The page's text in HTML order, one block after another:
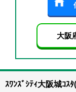
大阪
ｽﾜﾝｽﾞｼﾃｨ大阪城ｺｽ